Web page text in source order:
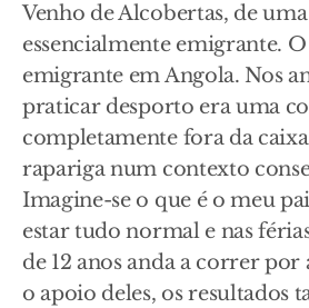
Venho de Alcobertas, de
essencialmente emigrante.
emigrante em Angola. Nos
praticar desporto era uma
completamente fora da
rapariga num contexto
Imagine-se o que é o meu
estar tudo normal e nas
de 12 anos anda a correr por
o apoio deles, os resultados